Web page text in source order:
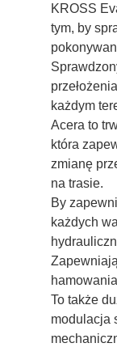
KROSS
tym, by
każdym
Acera to
która
zmianę
na trasie.
By
każdych
To także
modulacja